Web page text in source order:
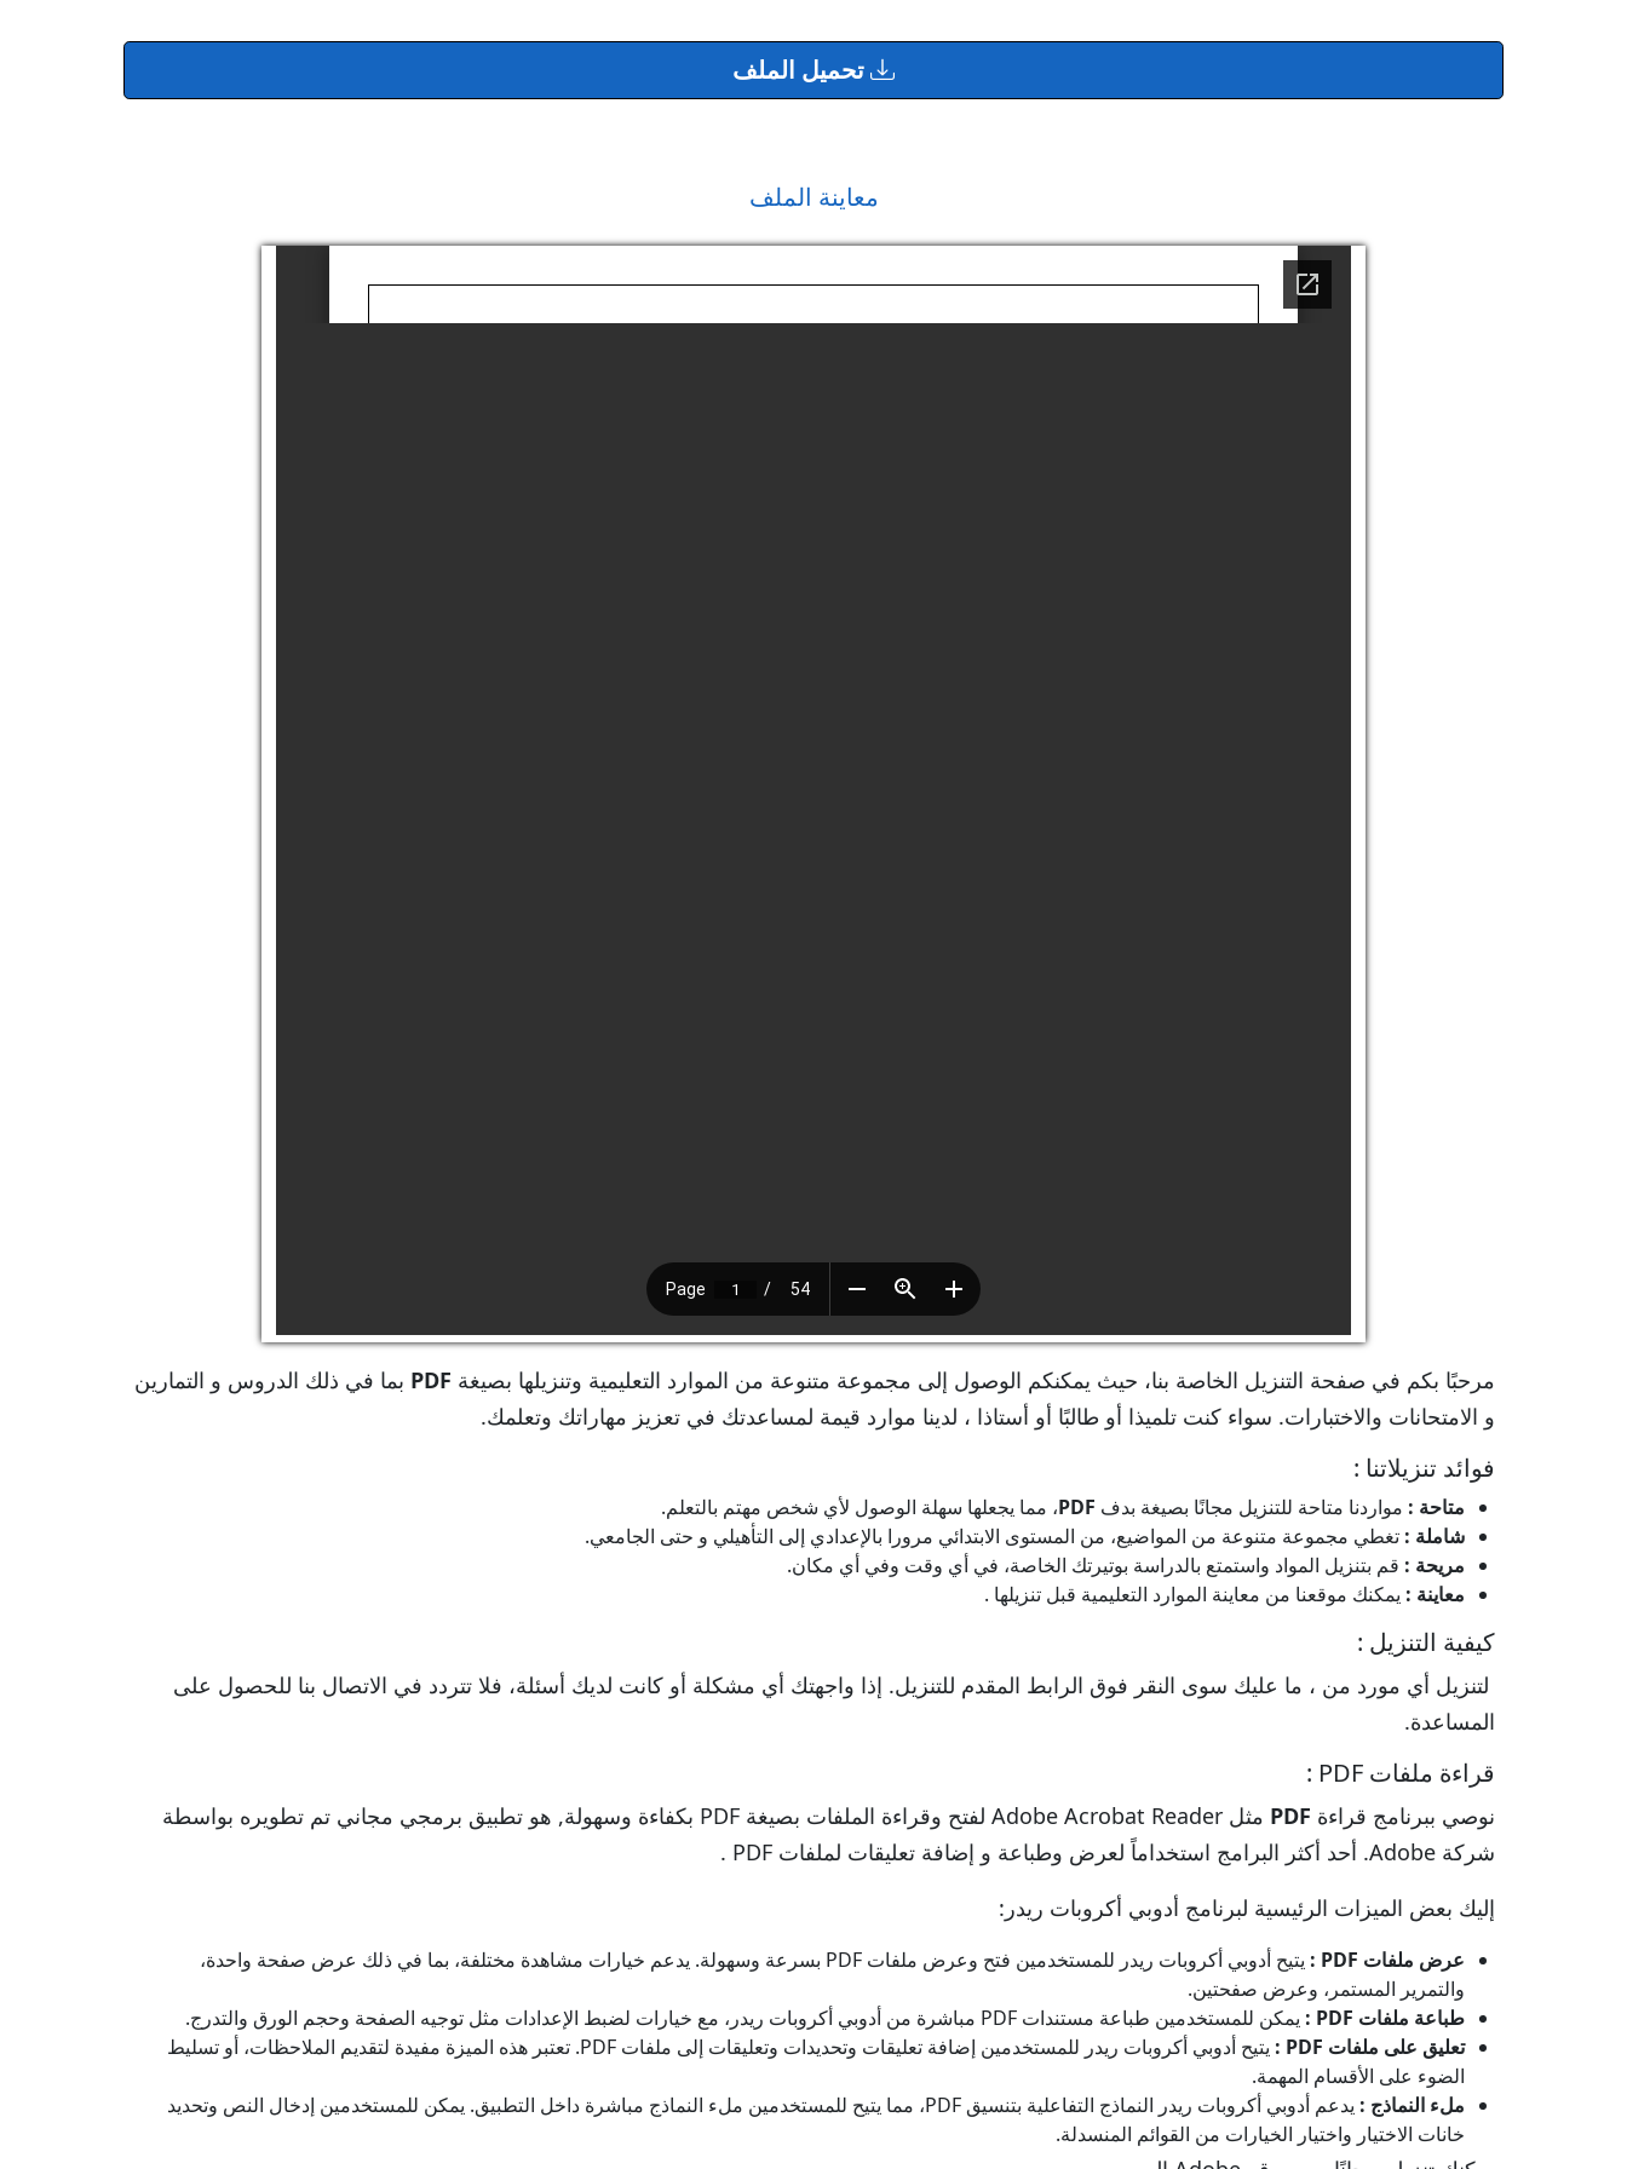
تحميل الملف
معاينة الملف
مرحبًا بكم في صفحة التنزيل الخاصة بنا، حيث يمكنكم الوصول إلى مجموعة متنوعة من الموارد التعليمية وتنزيلها بصيغة PDF بما في ذلك الدروس و التمارين
و الامتحانات والاختبارات. سواء كنت تلميذا أو طالبًا أو أستاذا ، لدينا موارد قيمة لمساعدتك في تعزيز مهاراتك وتعلمك.
فوائد تنزيلاتنا :
متاحة : مواردنا متاحة للتنزيل مجانًا بصيغة بدف PDF، مما يجعلها سهلة الوصول لأي شخص مهتم بالتعلم.
شاملة : تغطي مجموعة متنوعة من المواضيع، من المستوى الابتدائي مرورا بالإعدادي إلى التأهيلي و حتى الجامعي.
مريحة : قم بتنزيل المواد واستمتع بالدراسة بوتيرتك الخاصة، في أي وقت وفي أي مكان.
معاينة : يمكنك موقعنا من معاينة الموارد التعليمية قبل تنزيلها .
كيفية التنزيل :
لتنزيل أي مورد من ، ما عليك سوى النقر فوق الرابط المقدم للتنزيل. إذا واجهتك أي مشكلة أو كانت لديك أسئلة، فلا تتردد في الاتصال بنا للحصول على
المساعدة.
قراءة ملفات PDF :
نوصي ببرنامج قراءة PDF
مثل Adobe Acrobat Reader لفتح وقراءة الملفات بصيغة PDF بكفاءة وسهولة, هو تطبيق برمجي مجاني تم تطويره بواسطة
شركة Adobe. أحد أكثر البرامج استخداماً لعرض وطباعة و إضافة تعليقات لملفات PDF .
إليك بعض الميزات الرئيسية لبرنامج أدوبي أكروبات ريدر:
عرض ملفات PDF :
يتيح أدوبي أكروبات ريدر للمستخدمين فتح وعرض ملفات PDF بسرعة وسهولة. يدعم خيارات مشاهدة مختلفة، بما في ذلك عرض صفحة واحدة،
والتمرير المستمر، وعرض صفحتين.
طباعة ملفات PDF :
يمكن للمستخدمين طباعة مستندات PDF مباشرة من أدوبي أكروبات ريدر، مع خيارات لضبط الإعدادات مثل توجيه الصفحة وحجم الورق والتدرج.
تعليق على ملفات PDF :
يتيح أدوبي أكروبات ريدر للمستخدمين إضافة تعليقات وتحديدات وتعليقات إلى ملفات PDF. تعتبر هذه الميزة مفيدة لتقديم الملاحظات، أو تسليط
الضوء على الأقسام المهمة.
ملء النماذج :
يدعم أدوبي أكروبات ريدر النماذج التفاعلية بتنسيق PDF، مما يتيح للمستخدمين ملء النماذج مباشرة داخل التطبيق. يمكن للمستخدمين إدخال النص وتحديد
خانات الاختيار واختيار الخيارات من القوائم المنسدلة.